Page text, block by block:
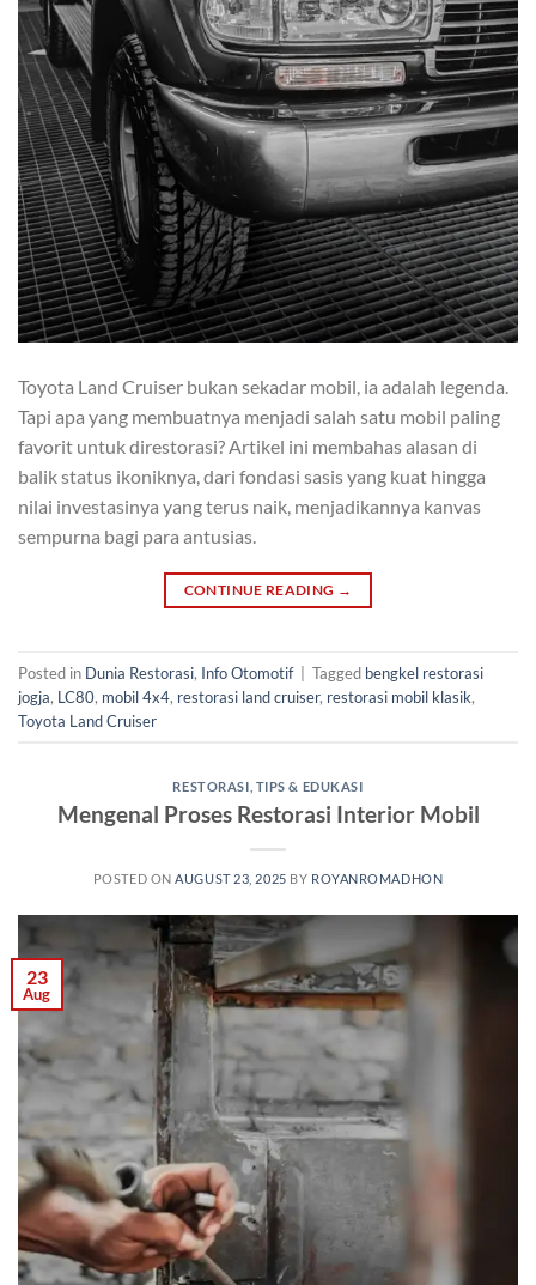
Toyota Land Cruiser bukan sekadar mobil, ia adalah legenda.
Tapi apa yang membuatnya menjadi salah satu mobil paling
favorit untuk direstorasi? Artikel ini membahas alasan di
balik status ikoniknya, dari fondasi sasis yang kuat hingga
nilai investasinya yang terus naik, menjadikannya kanvas
sempurna bagi para antusias.
CONTINUE READING →
Posted in Dunia Restorasi, Info Otomotif | Tagged bengkel restorasi
jogja, LC80, mobil 4x4, restorasi land cruiser, restorasi mobil klasik,
Toyota Land Cruiser
RESTORASI TIPS & EDUKASI
Mengenal Proses Restorasi Interior Mobil
POSTED ONAUGUST 23, 2025 BY ROYANROMADHON
23
Aug